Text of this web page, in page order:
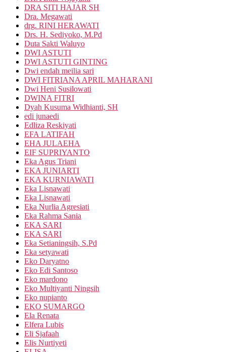
DRA SITI HAJAR SH
Dra. Megawati
drg. RINI HERAWATI
Drs. H. Sediyoko, M.Pd
Duta Sakti Waluyo
DWI ASTUTI
DWI ASTUTI GINTING
Dwi endah meilia sari
DWI FITRIANA APRIL MAHARANI
Dwi Heni Susilowati
DWINA FITRI
Dyah Kusuma Widhianti, SH
edi junaedi
Edliza Reskiyati
EFA LATIFAH
EHA JULAEHA
EIF SUPRIYANTO
Eka Agus Triani
EKA JUNIARTI
EKA KURNIAWATI
Eka Lisnawati
Eka Lisnawati
Eka Nurlia Agresiati
Eka Rahma Sania
EKA SARI
EKA SARI
Eka Setianingsih, S.Pd
Eka setyawati
Eko Daryatno
Eko Edi Santoso
Eko mardono
Eko Multiyanti Ningsih
Eko nupianto
EKO SUMARGO
Ela Renata
Elfera Lubis
Eli Sjafaah
Elis Nurtiyeti